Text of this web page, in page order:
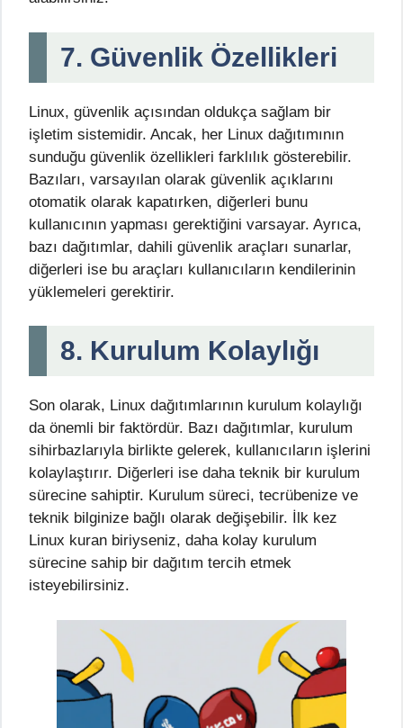
7. Güvenlik Özellikleri
Linux, güvenlik açısından oldukça sağlam bir
işletim sistemidir. Ancak, her Linux dağıtımının
sunduğu güvenlik özellikleri farklılık gösterebilir.
Bazıları, varsayılan olarak güvenlik açıklarını
otomatik olarak kapatırken, diğerleri bunu
kullanıcının yapması gerektiğini varsayar. Ayrıca,
bazı dağıtımlar, dahili güvenlik araçları sunarlar,
diğerleri ise bu araçları kullanıcıların kendilerinin
yüklemeleri gerektirir.
8. Kurulum Kolaylığı
Son olarak, Linux dağıtımlarının kurulum kolaylığı
da önemli bir faktördür. Bazı dağıtımlar, kurulum
sihirbazlarıyla birlikte gelerek, kullanıcıların işlerini
kolaylaştırır. Diğerleri ise daha teknik bir kurulum
sürecine sahiptir. Kurulum süreci, tecrübenize ve
teknik bilginize bağlı olarak değişebilir. İlk kez
Linux kuran biriyseniz, daha kolay kurulum
sürecine sahip bir dağıtım tercih etmek
isteyebilirsiniz.